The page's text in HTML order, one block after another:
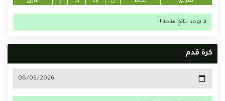
لا توجد نتائج متاحة !!
كرة قدم